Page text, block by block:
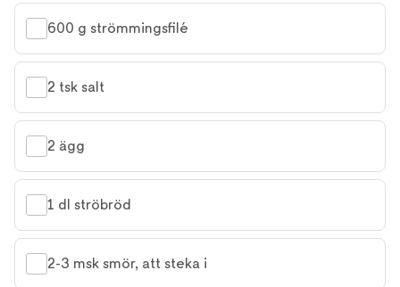
600 g strömmingsfilé
2 tsk salt
2 ägg
1 dl ströbröd
2-3 msk smör, att steka i